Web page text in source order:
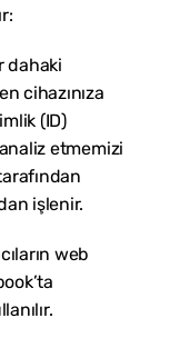
dahaki
cihazınıza
(ID)
etmemizi
işlenir.
web